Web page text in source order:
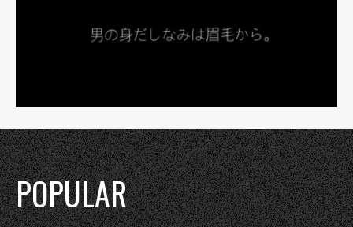
POPULAR